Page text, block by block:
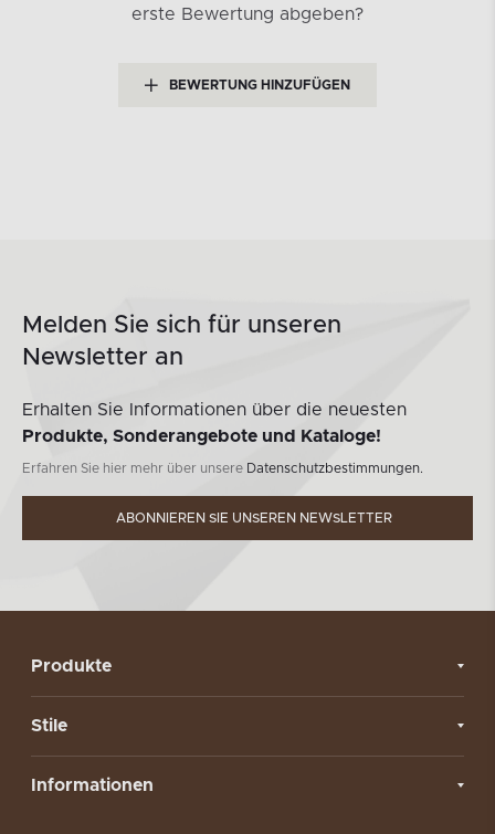
erste Bewertung abgeben?
BEWERTUNG HINZUFÜGEN
Melden Sie sich für unseren
Newsletter an
Erhalten Sie Informationen über die neuesten
Produkte, Sonderangebote und Kataloge!
Erfahren Sie hier mehr über unsere Datenschutzbestimmungen.
ABONNIEREN SIE UNSEREN NEWSLETTER
Produkte
Stile
Informationen